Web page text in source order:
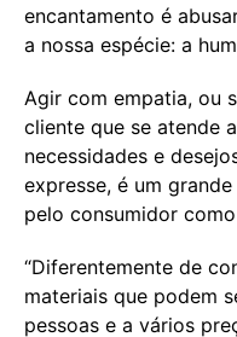
encantamento é
a nossa espécie: a
Agir com empatia, ou
cliente que se atende
necessidades e
expresse, é um
pelo consumidor como
“Diferentemente de
materiais que podem
pessoas e a vários